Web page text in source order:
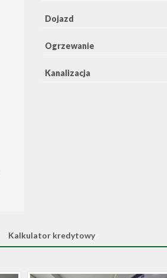
Dojazd
Ogrzewanie
Kanalizacja
Kalkulator kredytowy